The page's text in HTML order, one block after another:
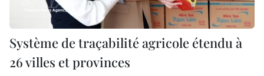
Système de traçabilité agricole étendu à
26 villes et provinces